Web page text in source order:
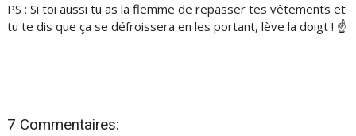
PS : Si toi aussi tu as la flemme de repasser tes vêtements et
tu te dis que ça se défroissera en les portant, lève la doigt ! ☝️
7 Commentaires: